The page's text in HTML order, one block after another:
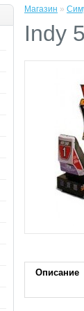
Магазин »
Indy
Описание